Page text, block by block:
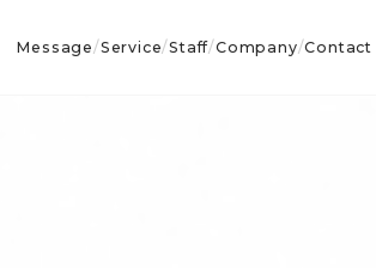
Message/Service/Staff/Company/Contact